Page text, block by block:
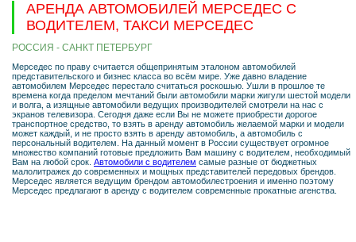
АРЕНДА АВТОМОБИЛЕЙ МЕРСЕДЕС С
ВОДИТЕЛЕМ, ТАКСИ МЕРСЕДЕС
РОССИЯ - САНКТ ПЕТЕРБУРГ
Мерседес по праву считается общепринятым эталоном автомобилей
представительского и бизнес класса во всём мире. Уже давно владение
автомобилем Мерседес перестало считаться роскошью. Ушли в прошлое те
времена когда пределом мечтаний были автомобили марки жигули шестой модели
и волга, а изящные автомобили ведущих производителей смотрели на нас с
экранов телевизора. Сегодня даже если Вы не можете приобрести дорогое
транспортное средство, то взять в аренду автомобиль желаемой марки и модели
может каждый, и не просто взять в аренду автомобиль, а автомобиль с
персональный водителем. На данный момент в России существует огромное
множество компаний готовые предложить Вам машину с водителем, необходимый
Вам на любой срок. Автомобили с водителем самые разные от бюджетных
малолитражек до современных и мощных представителей передовых брендов.
Мерседес является ведущим брендом автомобилестроения и именно поэтому
Мерседес предлагают в аренду с водителем современные прокатные агенства.